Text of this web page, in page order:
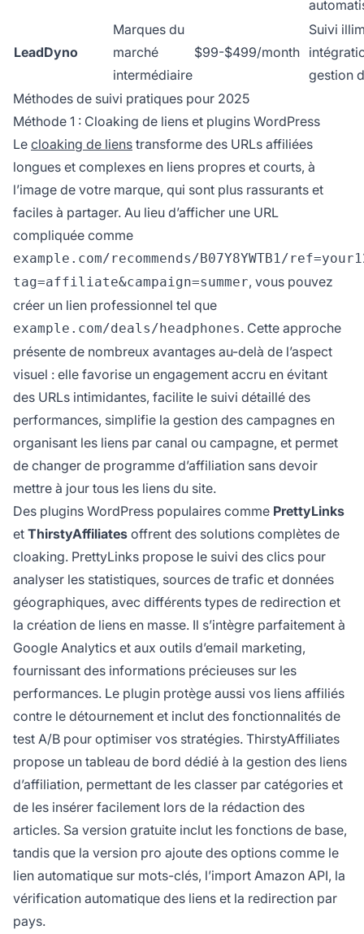
LeadDyno
Marques du
marché
intermédiaire
$99-$499/month
Suivi
gestion
Méthodes de suivi pratiques pour 2025
Méthode 1 : Cloaking de liens et plugins WordPress
Le cloaking de liens transforme des URLs affiliées
longues et complexes en liens propres et courts, à
l’image de votre marque, qui sont plus rassurants et
faciles à partager. Au lieu d’afficher une URL
compliquée comme
example.com/recommends/B07Y8YWTB1/
tag=affiliate&campaign=summer, vous pouvez
créer un lien professionnel tel que
example.com/deals/headphones. Cette approche
présente de nombreux avantages au-delà de l’aspect
visuel : elle favorise un engagement accru en évitant
des URLs intimidantes, facilite le suivi détaillé des
performances, simplifie la gestion des campagnes en
organisant les liens par canal ou campagne, et permet
de changer de programme d’affiliation sans devoir
mettre à jour tous les liens du site.
Des plugins WordPress populaires comme PrettyLinks
et ThirstyAffiliates offrent des solutions complètes de
cloaking. PrettyLinks propose le suivi des clics pour
analyser les statistiques, sources de trafic et données
géographiques, avec différents types de redirection et
la création de liens en masse. Il s’intègre parfaitement à
Google Analytics et aux outils d’email marketing,
fournissant des informations précieuses sur les
performances. Le plugin protège aussi vos liens affiliés
contre le détournement et inclut des fonctionnalités de
test A/B pour optimiser vos stratégies. ThirstyAffiliates
propose un tableau de bord dédié à la gestion des liens
d’affiliation, permettant de les classer par catégories et
de les insérer facilement lors de la rédaction des
articles. Sa version gratuite inclut les fonctions de base,
tandis que la version pro ajoute des options comme le
lien automatique sur mots-clés, l’import Amazon API, la
vérification automatique des liens et la redirection par
pays.